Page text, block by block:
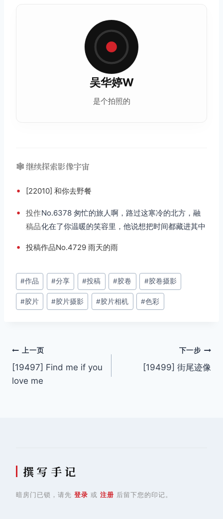
吴华婷W
是个拍照的
🕸️ 继续探索影像宇宙
• [22010] 和你去野餐
•
投
稿
作
品
No.6378 匆忙的旅人啊，路过这寒冷的北方，融
化在了你温暖的笑容里，他说想把时间都藏进其中
• 投稿作品No.4729 雨天的雨
文
章
标
#作品 #分享 #投稿 #胶卷 #胶卷摄影
#胶片 #胶片摄影 #胶片相机 #色彩
文
章
上一页
[19497] Find me if you
love me
下一步
[19499] 街尾迹像
撰 写 手 记
暗房门已锁，请先 登录 或 注册 后留下您的印记。